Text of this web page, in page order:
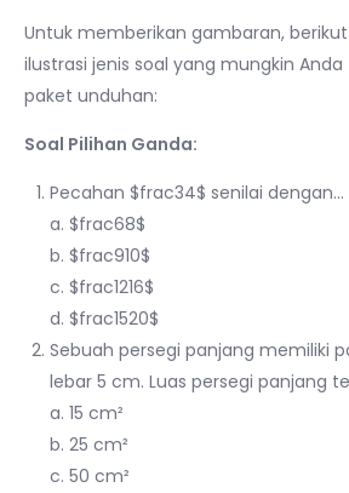
Untuk memberikan gambaran,
ilustrasi jenis soal yang mungkin
paket unduhan:
Soal Pilihan Ganda:
Pecahan $frac34$ senilai dengan…
a. $frac68$
b. $frac910$
c. $frac1216$
d. $frac1520$
Sebuah persegi panjang memiliki
lebar 5 cm. Luas persegi panjang
a. 15 cm²
b. 25 cm²
c. 50 cm²